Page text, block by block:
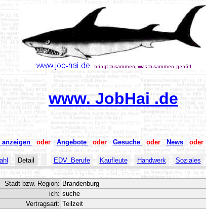
www. JobHai .de
anzeigen oder Angebote oder Gesuche oder Newsoder
Detail EDV_Berufe Kaufleute Handwerk Soziales
Stadt bzw. Region: Brandenburg
ich: suche
Vertragsart: Teilzeit